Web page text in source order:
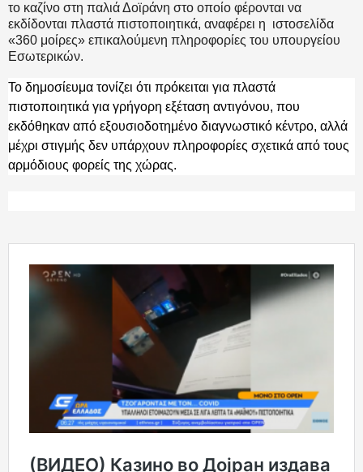
το καζίνο στη παλιά Δοϊράνη στο οποίο φέρονται να
εκδίδονται πλαστά πιστοποιητικά, αναφέρει η ιστοσελίδα
«360 μοίρες» επικαλούμενη πληροφορίες του υπουργείου
Εσωτερικών.
Το δημοσίευμα τονίζει ότι πρόκειται για πλαστά
πιστοποιητικά για γρήγορη εξέταση αντιγόνου, που
εκδόθηκαν από εξουσιοδοτημένο διαγνωστικό κέντρο, αλλά
μέχρι στιγμής δεν υπάρχουν πληροφορίες σχετικά από τους
αρμόδιους φορείς της χώρας.